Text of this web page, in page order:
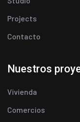
Projects
Contacto
Nuestros
Vivienda
Comercios